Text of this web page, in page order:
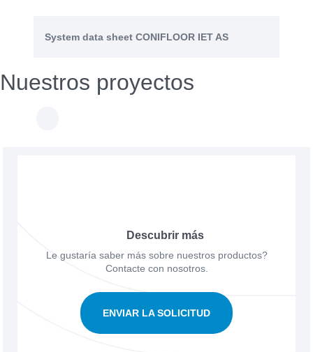
System data sheet CONIFLOOR IET AS
Nuestros proyectos
Descubrir más
Le gustaría saber más sobre nuestros productos?
Contacte con nosotros.
ENVIAR LA SOLICITUD